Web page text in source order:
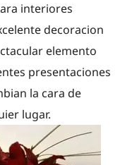
interiores
decoracion
elemento
presentaciones
la cara de
lugar.